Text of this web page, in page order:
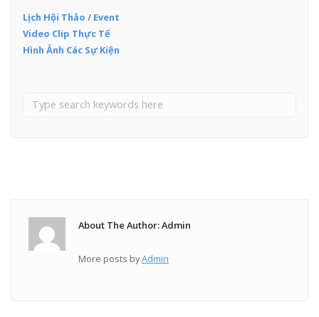
Lịch Hội Thảo / Event
Video Clip Thực Tế
Hình Ảnh Các Sự Kiện
About The Author: Admin
More posts byAdmin